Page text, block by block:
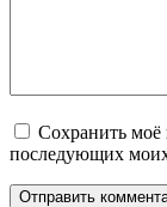
Сохранить моё
последующих